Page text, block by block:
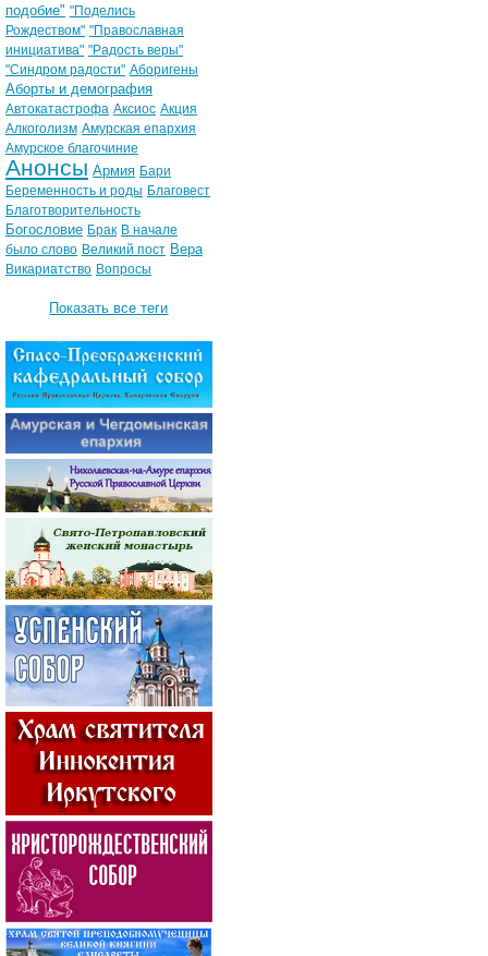
подобие" "Поделись
Рождеством" "Православная
инициатива" "Радость веры"
"Синдром радости" Аборигены
Аборты и демография
Автокатастрофа Аксиос Акция
Алкоголизм Амурская епархия
Амурское благочиние
Анонсы Армия Бари
Беременность и роды Благовест
Благотворительность
Богословие Брак В начале
было слово Великий пост Вера
Викариатство Вопросы
Показать все теги